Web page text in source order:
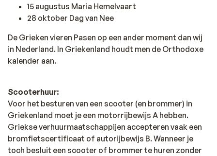
15 augustus Maria Hemelvaart
28 oktober Dag van Nee
De Grieken vieren Pasen op een ander moment dan wij
in Nederland. In Griekenland houdt men de Orthodoxe
kalender aan.
Scooterhuur:
Voor het besturen van een scooter (en brommer) in
Griekenland moet je een motorrijbewijs A hebben.
Griekse verhuurmaatschappijen accepteren vaak een
bromfietscertificaat of autorijbewijs B. Wanneer je
toch besluit een scooter of brommer te huren zonder